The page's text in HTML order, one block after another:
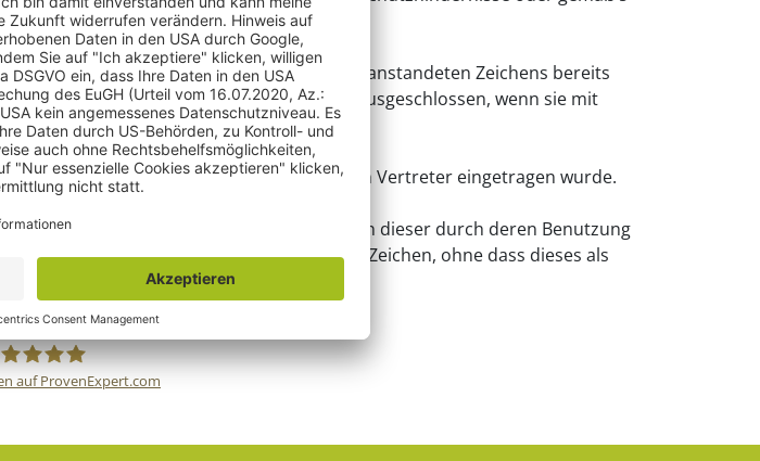
gelöscht werden.
vor, d.h., es war bei Anmeldung des beanstandeten Zeichens bereits
gemäß § 10 MarkenG von der Eintragung ausgeschlossen, wenn sie mit
ohne Zustimmung des Inhabers auf einen Vertreter eingetragen wurde.
vor der Anmeldung der Marke die Rechte an dieser durch deren Benutzung
von Waren unter dem anzumeldenden Zeichen, ohne dass dieses als
auf ProvenExpert.com